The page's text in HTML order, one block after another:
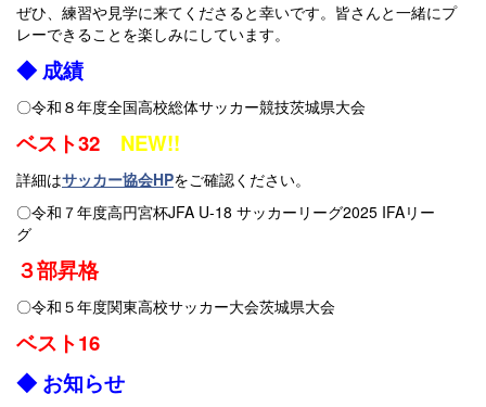
ぜひ、練習や見学に来てくださると幸いです。皆さんと一緒にプ
レーできることを楽しみにしています。
◆ 成績
〇令和８年度全国高校総体サッカー競技茨城県大会
ベスト32 NEW!!
詳細はサッカー協会HPをご確認ください。
〇令和７年度高円宮杯JFA U-18 サッカーリーグ2025 IFAリー
グ
３部昇格
〇令和５年度関東高校サッカー大会茨城県大会
ベスト16
◆ お知らせ